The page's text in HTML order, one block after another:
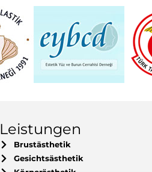
Leistungen
Brustästhetik
Gesichtsästhetik